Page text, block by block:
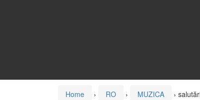
Home › RO › MUZICA ›